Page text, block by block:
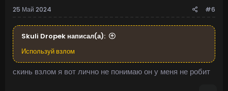
25 Май 2024 #6
Skuli Dropek написал(а):
Используй взлом
скинь взлом я вот лично не понимаю он у меня не робит